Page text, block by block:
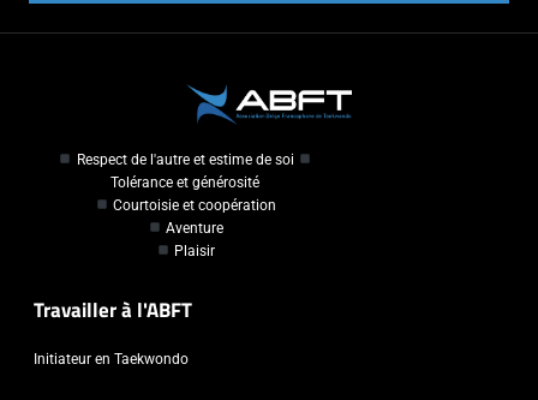
Respect de l'autre et estime de soi
Tolérance et générosité
Courtoisie et coopération
Aventure
Plaisir
Travailler à l'ABFT
Initiateur en Taekwondo